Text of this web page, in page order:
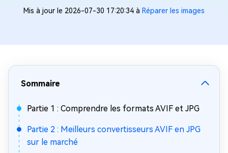
Mis à jour le 2026-07-30 17:20:34 à Réparer les images
Sommaire
Partie 1 : Comprendre les formats AVIF et JPG
Partie 2 : Meilleurs convertisseurs AVIF en JPG
sur le marché